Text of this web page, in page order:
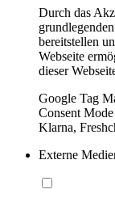
Durch das
bereitstellen
Webseite
dieser
Google Tag
Consent
Klarna,
Externe